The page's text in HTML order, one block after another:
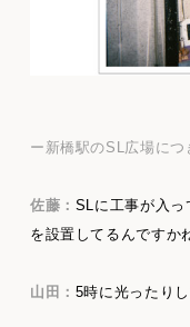
ー新橋駅のSL広場につ
佐藤： SLに工事が入っ
を設置してるんですか
山田： 5時に光ったり